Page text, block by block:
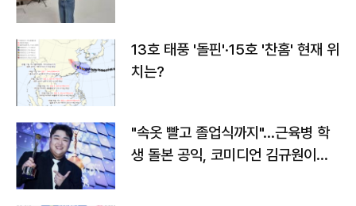
13호 태풍 '돌핀'·15호 '찬홈' 현재 위
치는?
"속옷 빨고 졸업식까지"…근육병 학
생 돌본 공익, 코미디언 김규원이었